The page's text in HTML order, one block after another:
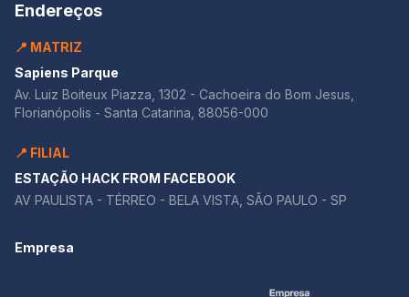
Endereços
📍 MATRIZ
Sapiens Parque
Av. Luiz Boiteux Piazza, 1302 - Cachoeira do Bom Jesus,
Florianópolis - Santa Catarina, 88056-000
📍 FILIAL
ESTAÇÃO HACK FROM FACEBOOK
AV PAULISTA - TÉRREO - BELA VISTA, SÃO PAULO - SP
Empresa